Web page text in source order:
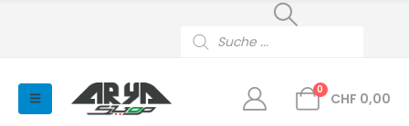
search
0
CHF 0,00